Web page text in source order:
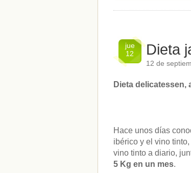
jue
12
Dieta
12 de
Dieta delicatessen,
Hace unos días
ibérico y el vino
vino tinto a diario,
5 Kg en un mes.